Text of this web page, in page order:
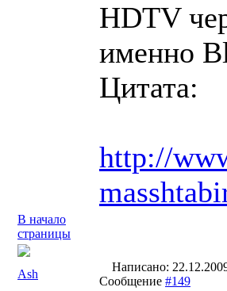
HDTV
именно
Цитата:
http://
В начало
страницы
Ash
Написано:
Сообщение #149